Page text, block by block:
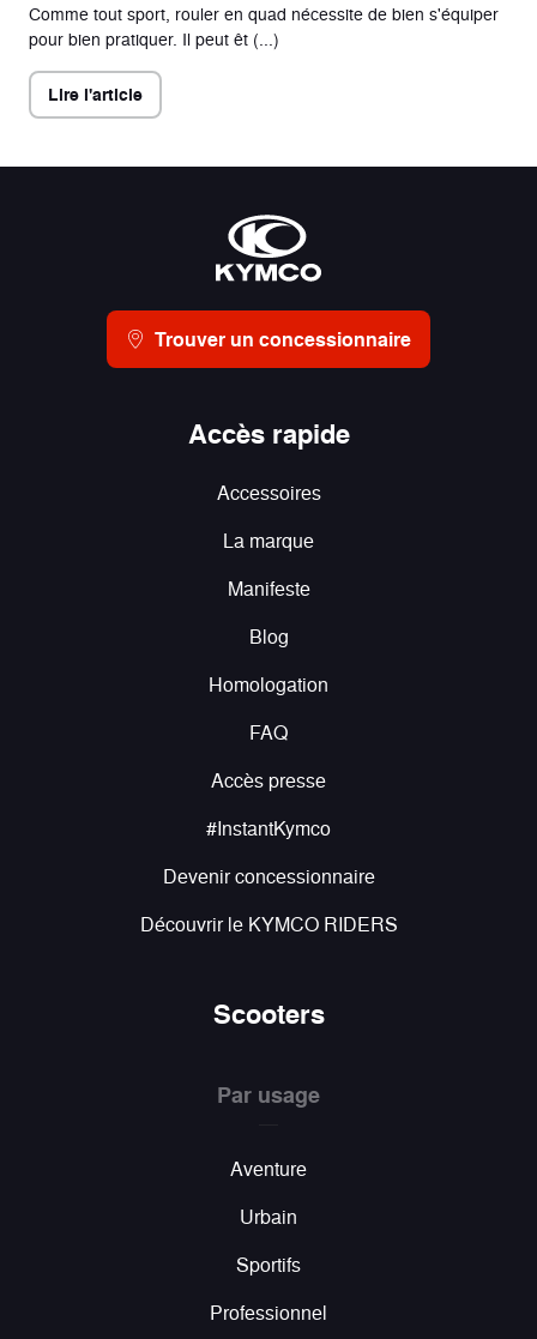
Comme tout sport, rouler en quad nécessite de bien s'équiper
pour bien pratiquer. Il peut êt (...)
Lire l'article
Trouver un concessionnaire
Accès rapide
Accessoires
La marque
Manifeste
Blog
Homologation
FAQ
Accès presse
#InstantKymco
Devenir concessionnaire
Découvrir le KYMCO RIDERS
Scooters
Par usage
Aventure
Urbain
Sportifs
Professionnel